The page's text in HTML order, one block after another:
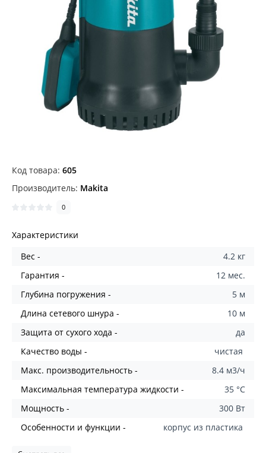
Код товара: 605
Производитель: Makita
0
Характеристики
Вес -
4.2 кг
Гарантия -
12 мес.
Глубина погружения -
5 м
Длина сетевого шнура -
10 м
Защита от сухого хода -
да
Качество воды -
чистая
Макс. производительность -
8.4 м3/ч
Максимальная температура жидкости -
35 °C
Мощность -
300 Вт
Особенности и функции -
корпус из пластика